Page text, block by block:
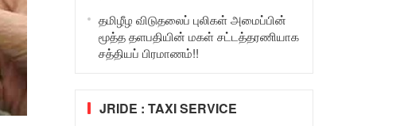
தமிழீழ விடுதலைப் புலிகள் அமைப்பின்
மூத்த தளபதியின் மகள் சட்டத்தரணியாக
சத்தியப் பிரமாணம்!!
JRIDE : TAXI SERVICE